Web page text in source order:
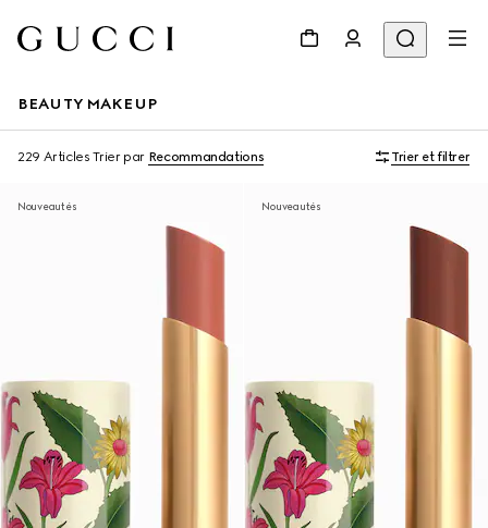
BEAUTY MAKEUP
229 Articles Trier par Recommandations Trier et filtrer
Nouveautés Nouveautés